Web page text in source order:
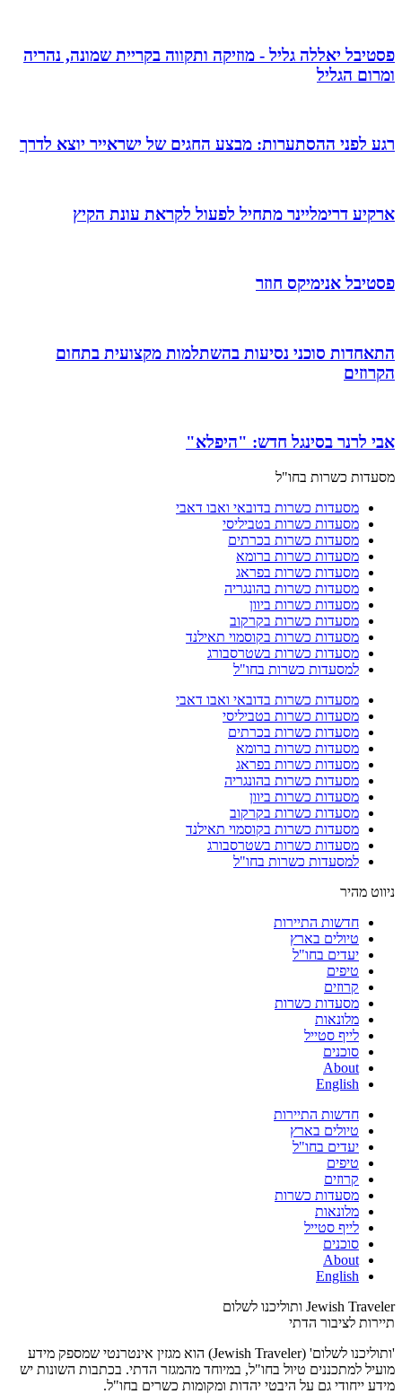
פסטיבל יאללה גליל - מוזיקה ותקווה בקריית שמונה, נהריה
ומרום הגליל
רגע לפני ההסתערות: מבצע החגים של ישראייר יוצא לדרך
ארקיע דרימליינר מתחיל לפעול לקראת עונת הקיץ
פסטיבל אנימיקס חוזר
התאחדות סוכני נסיעות בהשתלמות מקצועית בתחום
הקרוזים
אבי לרנר בסינגל חדש: "היפלא"
מסעדות כשרות בחו"ל
מסעדות כשרות בדובאי ואבו דאבי
מסעדות כשרות בטביליסי
מסעדות כשרות בכרתים
מסעדות כשרות ברומא
מסעדות כשרות בפראג
מסעדות כשרות בהונגריה
מסעדות כשרות ביוון
מסעדות כשרות בקרקוב
מסעדות כשרות בקוסמוי תאילנד
מסעדות כשרות בשטרסבורג
למסעדות כשרות בחו"ל
מסעדות כשרות בדובאי ואבו דאבי
מסעדות כשרות בטביליסי
מסעדות כשרות בכרתים
מסעדות כשרות ברומא
מסעדות כשרות בפראג
מסעדות כשרות בהונגריה
מסעדות כשרות ביוון
מסעדות כשרות בקרקוב
מסעדות כשרות בקוסמוי תאילנד
מסעדות כשרות בשטרסבורג
למסעדות כשרות בחו"ל
ניווט מהיר
חדשות התיירות
טיולים בארץ
יעדים בחו"ל
טיפים
קרוזים
מסעדות כשרות
מלונאות
לייף סטייל
סוכנים
About
English
חדשות התיירות
טיולים בארץ
יעדים בחו"ל
טיפים
קרוזים
מסעדות כשרות
מלונאות
לייף סטייל
סוכנים
About
English
Jewish Traveler ותוליכנו לשלום
תיירות לציבור הדתי
'ותוליכנו לשלום' (Jewish Traveler) הוא מגזין אינטרנטי שמספק מידע
מועיל למתכננים טיול בחו"ל, במיוחד מהמגזר הדתי. בכתבות השונות יש
מידע ייחודי גם על היבטי יהדות ומקומות כשרים בחו"ל.